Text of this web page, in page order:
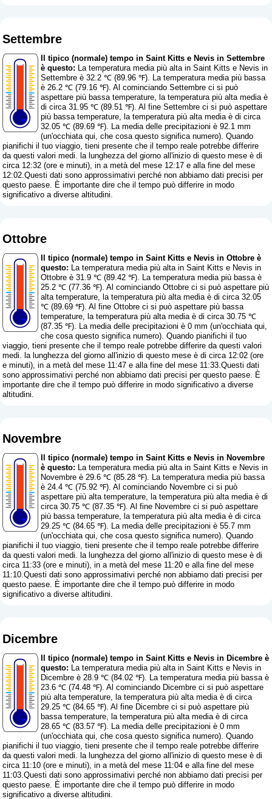
Settembre
Il tipico (normale) tempo in Saint Kitts e Nevis in Settembre
è questo: La temperatura media più alta in Saint Kitts e Nevis in
Settembre è 32.2 ℃ (89.96 ℉). La temperatura media più bassa
è 26.2 ℃ (79.16 ℉). Al cominciando Settembre ci si può
aspettare più bassa temperature, la temperatura più alta media è
di circa 31.95 ℃ (89.51 ℉). Al fine Settembre ci si può aspettare
più bassa temperature, la temperatura più alta media è di circa
32.05 ℃ (89.69 ℉). La media delle precipitazioni è 92.1 mm
(un'occhiata qui, che cosa questo significa numero). Quando
pianifichi il tuo viaggio, tieni presente che il tempo reale potrebbe differire
da questi valori medi. la lunghezza del giorno all'inizio di questo mese è di
circa 12:32 (ore e minuti), in a metà del mese 12:17 e alla fine del mese
12:02.Questi dati sono approssimativi perché non abbiamo dati precisi per
questo paese. È importante dire che il tempo può differire in modo
significativo a diverse altitudini.
Ottobre
Il tipico (normale) tempo in Saint Kitts e Nevis in Ottobre è
questo: La temperatura media più alta in Saint Kitts e Nevis in
Ottobre è 31.9 ℃ (89.42 ℉). La temperatura media più bassa è
25.2 ℃ (77.36 ℉). Al cominciando Ottobre ci si può aspettare più
alta temperature, la temperatura più alta media è di circa 32.05
℃ (89.69 ℉). Al fine Ottobre ci si può aspettare più bassa
temperature, la temperatura più alta media è di circa 30.75 ℃
(87.35 ℉). La media delle precipitazioni è 0 mm (un'occhiata qui,
che cosa questo significa numero). Quando pianifichi il tuo
viaggio, tieni presente che il tempo reale potrebbe differire da questi valori
medi. la lunghezza del giorno all'inizio di questo mese è di circa 12:02 (ore
e minuti), in a metà del mese 11:47 e alla fine del mese 11:33.Questi dati
sono approssimativi perché non abbiamo dati precisi per questo paese. È
importante dire che il tempo può differire in modo significativo a diverse
altitudini.
Novembre
Il tipico (normale) tempo in Saint Kitts e Nevis in Novembre
è questo: La temperatura media più alta in Saint Kitts e Nevis in
Novembre è 29.6 ℃ (85.28 ℉). La temperatura media più bassa
è 24.4 ℃ (75.92 ℉). Al cominciando Novembre ci si può
aspettare più alta temperature, la temperatura più alta media è di
circa 30.75 ℃ (87.35 ℉). Al fine Novembre ci si può aspettare
più bassa temperature, la temperatura più alta media è di circa
29.25 ℃ (84.65 ℉). La media delle precipitazioni è 55.7 mm
(un'occhiata qui, che cosa questo significa numero). Quando
pianifichi il tuo viaggio, tieni presente che il tempo reale potrebbe differire
da questi valori medi. la lunghezza del giorno all'inizio di questo mese è di
circa 11:33 (ore e minuti), in a metà del mese 11:20 e alla fine del mese
11:10.Questi dati sono approssimativi perché non abbiamo dati precisi per
questo paese. È importante dire che il tempo può differire in modo
significativo a diverse altitudini.
Dicembre
Il tipico (normale) tempo in Saint Kitts e Nevis in Dicembre è
questo: La temperatura media più alta in Saint Kitts e Nevis in
Dicembre è 28.9 ℃ (84.02 ℉). La temperatura media più bassa è
23.6 ℃ (74.48 ℉). Al cominciando Dicembre ci si può aspettare
più alta temperature, la temperatura più alta media è di circa
29.25 ℃ (84.65 ℉). Al fine Dicembre ci si può aspettare più
bassa temperature, la temperatura più alta media è di circa
28.65 ℃ (83.57 ℉). La media delle precipitazioni è 0 mm
(un'occhiata qui, che cosa questo significa numero). Quando
pianifichi il tuo viaggio, tieni presente che il tempo reale potrebbe differire
da questi valori medi. la lunghezza del giorno all'inizio di questo mese è di
circa 11:10 (ore e minuti), in a metà del mese 11:04 e alla fine del mese
11:03.Questi dati sono approssimativi perché non abbiamo dati precisi per
questo paese. È importante dire che il tempo può differire in modo
significativo a diverse altitudini.